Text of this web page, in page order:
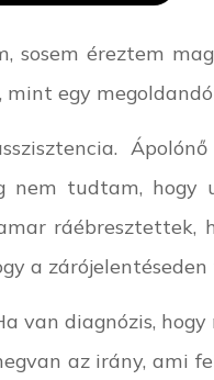
sosem éreztem
egy
nem tudtam, hogy
a
van diagnózis,
az irány, ami